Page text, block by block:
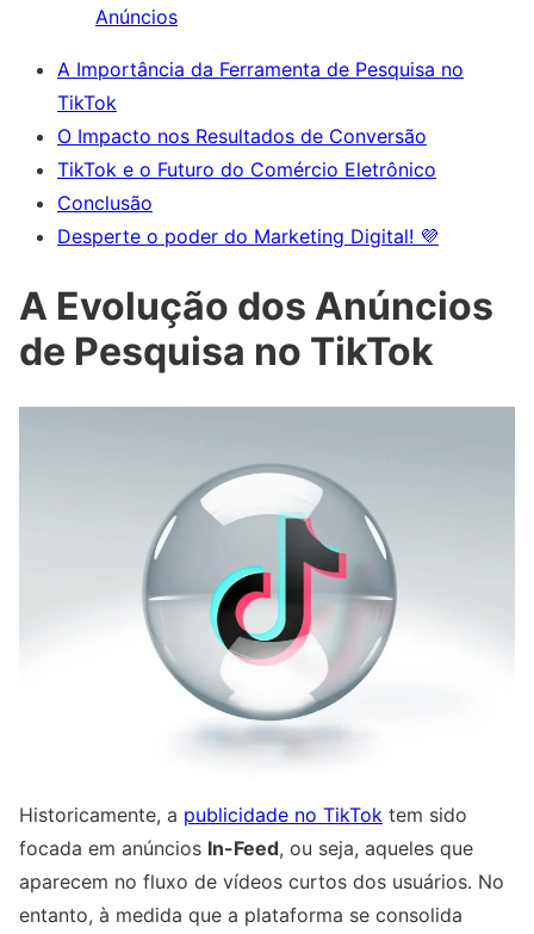
Anúncios
A Importância da Ferramenta de Pesquisa no
TikTok
O Impacto nos Resultados de Conversão
TikTok e o Futuro do Comércio Eletrônico
Conclusão
Desperte o poder do Marketing Digital! 💜
A Evolução dos Anúncios
de Pesquisa no TikTok
Historicamente, a publicidade no TikTok tem sido
focada em anúncios In-Feed, ou seja, aqueles que
aparecem no fluxo de vídeos curtos dos usuários. No
entanto, à medida que a plataforma se consolida